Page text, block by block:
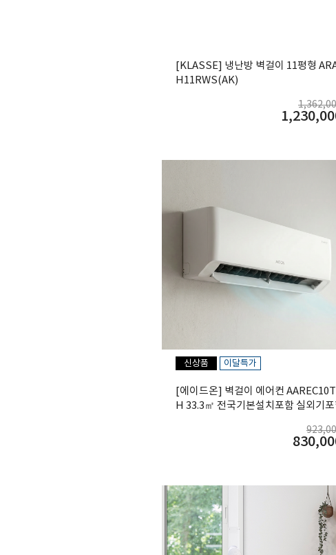
[KLASSE] 냉난방 벽걸이 11평형
H11RWS(AK)
신상품 이달특가
[에이드온] 벽걸이 에어컨
H 33.3㎡ 전국기본설치포함 실외기포